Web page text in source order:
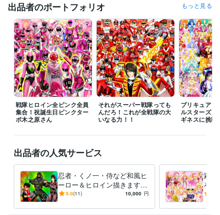
ご理解いただけますと幸いです。
受賞歴
ネットでイラスト＆コミック公開
プログラミング言語・フレームワーク
COBOL:1年
ビジネス・クリエイティブツール
Adobe Photoshop:20年Filmora:5年Excel:10年PowerPoint:5年
Word:5年
その他ツール
イラスト作成・漫画制作 イラスト　ロゴ　デザイン　動画　小説
ラスト　ロゴ　デザイン　動画　小説
アニメ コミック 特撮 ゲーム
出品者のポートフォリオ もっと見る
戦隊ヒロイン全ピンク全員
集合！祝誕生日ピンクター
ボ木之原さん
それがスーパー戦隊っても
んだろ！これが全戦隊の大
いなる力！！
プリキュア１
ルスターズ
ギネスに挑戦
出品者の人気サービス
忍者・くノ一・侍など和風ヒ
ーロー＆ヒロイン描きます
いかなるご指示でもイラスト
5.0(11) 10,000 円
素敵
ろな
ご希